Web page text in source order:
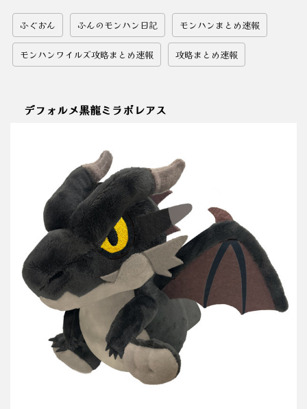
ふぐおん ふんのモンハン日記 モンハンまとめ速報
モンハンワイルズ攻略まとめ速報 攻略まとめ速報
デフォルメ黒龍ミラボレアス